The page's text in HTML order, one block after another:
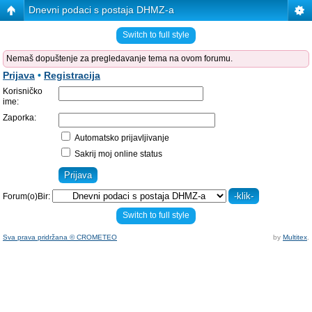
Dnevni podaci s postaja DHMZ-a
Switch to full style
Nemaš dopuštenje za pregledavanje tema na ovom forumu.
Prijava • Registracija
Korisničko
ime:
Zaporka:
Automatsko prijavljivanje
Sakrij moj online status
Forum(o)Bir:
Switch to full style
Sva prava pridržana © CROMETEO by Multitex